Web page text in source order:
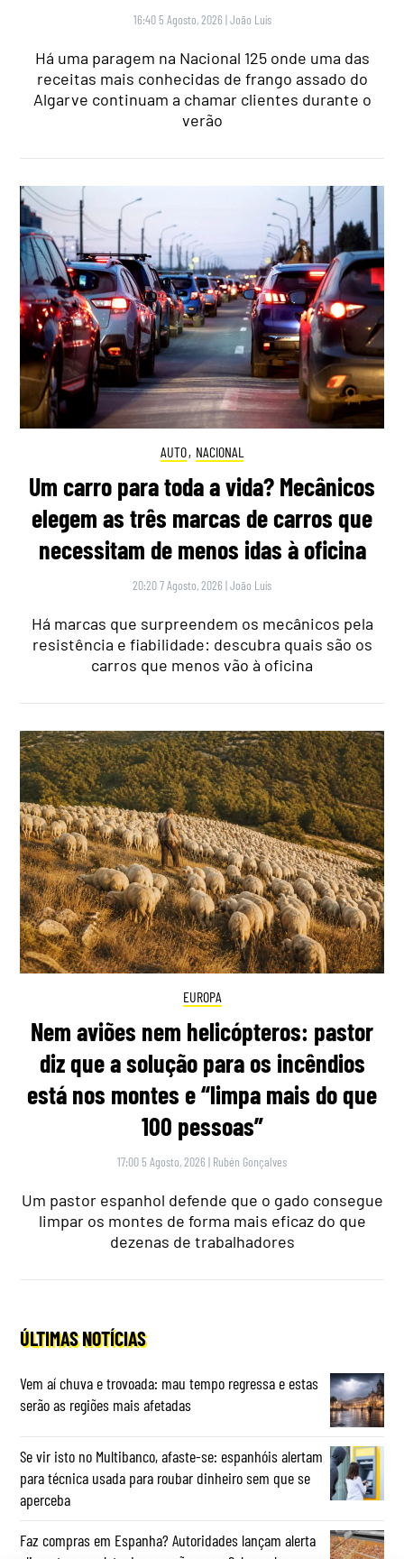
16:40 5 Agosto, 2026 |João Luís
Há uma paragem na Nacional 125 onde uma das
receitas mais conhecidas de frango assado do
Algarve continuam a chamar clientes durante o
verão
AUTO, NACIONAL
Um carro para toda a vida? Mecânicos
elegem as três marcas de carros que
necessitam de menos idas à oficina
20:20 7 Agosto, 2026 |João Luís
Há marcas que surpreendem os mecânicos pela
resistência e fiabilidade: descubra quais são os
carros que menos vão à oficina
EUROPA
Nem aviões nem helicópteros: pastor
diz que a solução para os incêndios
está nos montes e “limpa mais do que
100 pessoas”
17:00 5 Agosto, 2026 | Rubén Gonçalves
Um pastor espanhol defende que o gado consegue
limpar os montes de forma mais eficaz do que
dezenas de trabalhadores
ÚLTIMAS NOTÍCIAS
Vem aí chuva e trovoada: mau tempo regressa e estas
serão as regiões mais afetadas
Se vir isto no Multibanco, afaste-se: espanhóis alertam
para técnica usada para roubar dinheiro sem que se
aperceba
Faz compras em Espanha? Autoridades lançam alerta